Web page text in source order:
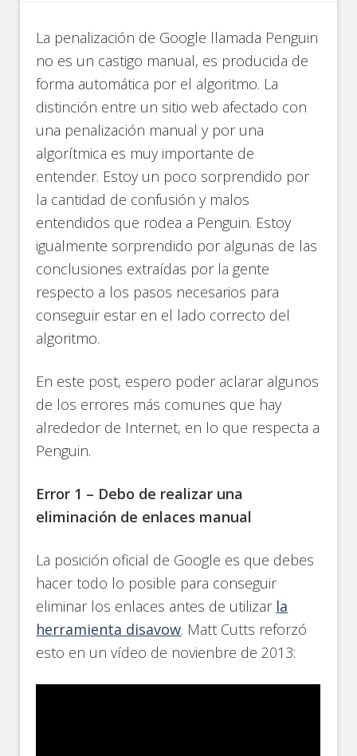
La penalización de Google llamada Penguin
no es un castigo manual, es producida de
forma automática por el algoritmo. La
distinción entre un sitio web afectado con
una penalización manual y por una
algorítmica es muy importante de
entender. Estoy un poco sorprendido por
la cantidad de confusión y malos
entendidos que rodea a Penguin. Estoy
igualmente sorprendido por algunas de las
conclusiones extraídas por la gente
respecto a los pasos necesarios para
conseguir estar en el lado correcto del
algoritmo.
En este post, espero poder aclarar algunos
de los errores más comunes que hay
alrededor de Internet, en lo que respecta a
Penguin.
Error 1 – Debo de realizar una
eliminación de enlaces manual
La posición oficial de Google es que debes
hacer todo lo posible para conseguir
eliminar los enlaces antes de utilizar la
herramienta disavow. Matt Cutts reforzó
esto en un vídeo de novienbre de 2013: